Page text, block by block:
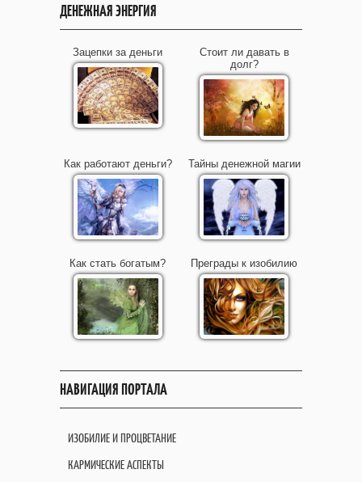
ДЕНЕЖНАЯ ЭНЕРГИЯ
Зацепки за деньги
Стоит ли давать в
долг?
Как работают деньги? Тайны денежной магии
Как стать богатым? Преграды к изобилию
НАВИГАЦИЯ ПОРТАЛА
ИЗОБИЛИЕ И ПРОЦВЕТАНИЕ
КАРМИЧЕСКИЕ АСПЕКТЫ